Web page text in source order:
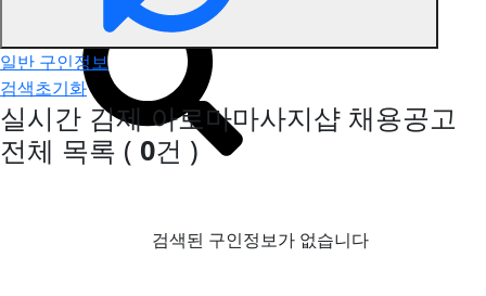
일반 구인정보
검색초기화
실시간 김제 아로마마사지샵 채용공고
전체 목록 ( 0건 )
검색된 구인정보가 없습니다